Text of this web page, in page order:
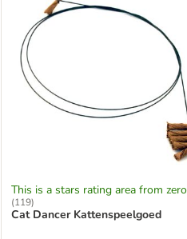
This is a stars rating area from
(119)
Cat Dancer Kattenspeelgoed